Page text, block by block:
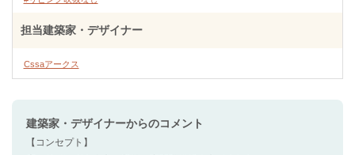
担当建築家・デザイナー
Cssaアークス
建築家・デザイナーからのコメント
【コンセプト】